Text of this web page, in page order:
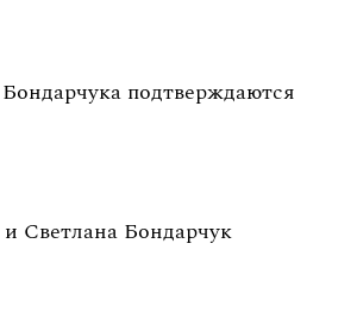
подтверждаются
Светлана Бондарчук